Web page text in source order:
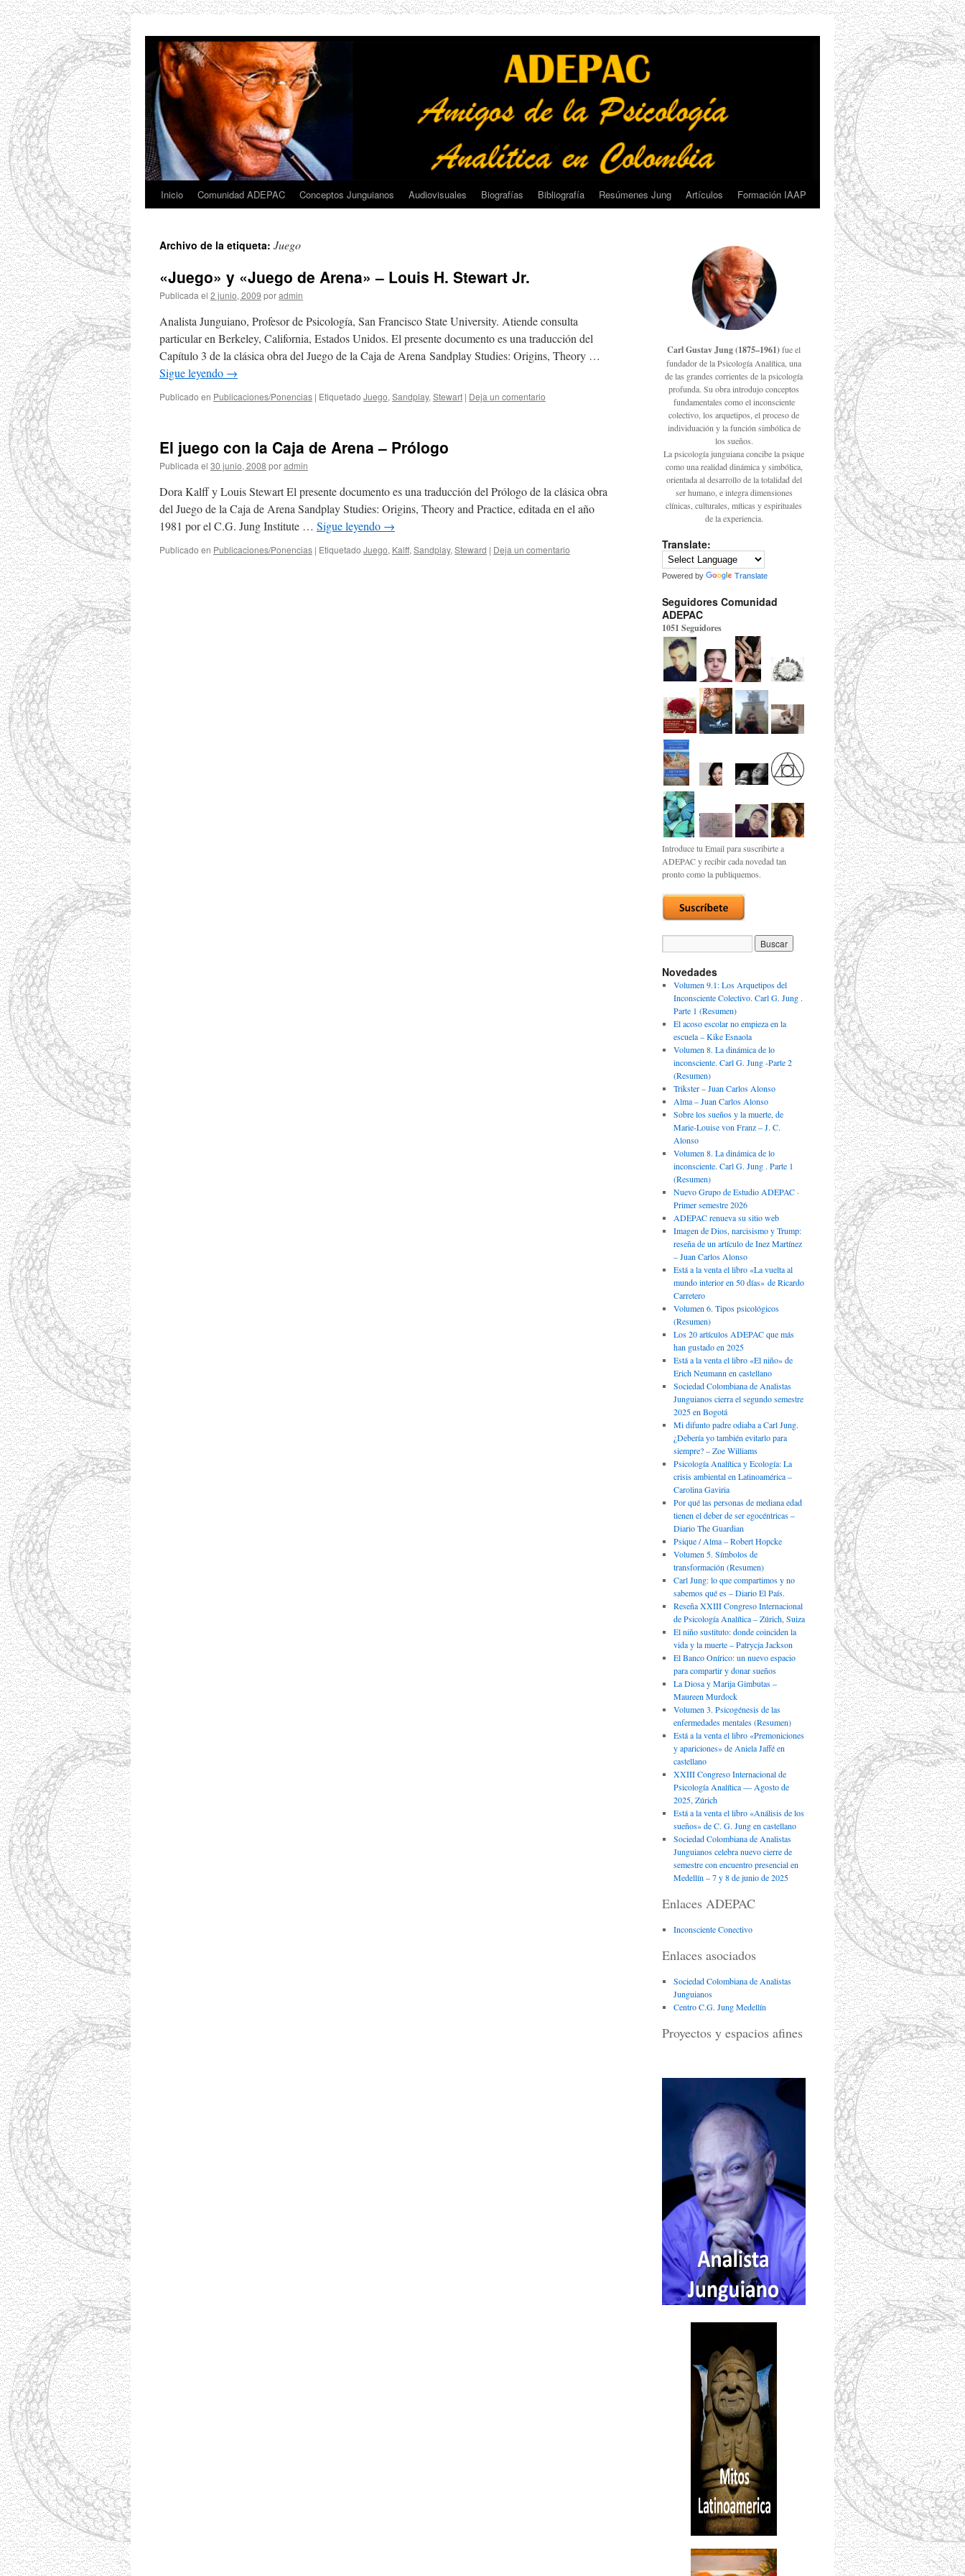
contenido
Inicio Comunidad ADEPAC Conceptos Junguianos Audiovisuales Biografías Bibliografía Resúmenes Jung Artículos Formación IAAP
Archivo de la etiqueta: Juego
«Juego» y «Juego de Arena» – Louis H. Stewart Jr.
Publicada el 2 junio, 2009 poradmin
Analista Junguiano, Profesor de Psicología, San Francisco State University. Atiende consulta
particular en Berkeley, California, Estados Unidos. El presente documento es una traducción del
Capítulo 3 de la clásica obra del Juego de la Caja de Arena Sandplay Studies: Origins, Theory …
Sigue leyendo →
Publicado en Publicaciones/Ponencias | Etiquetado Juego, Sandplay, Stewart | Deja un comentario
El juego con la Caja de Arena – Prólogo
Publicada el 30 junio, 2008 poradmin
Dora Kalff y Louis Stewart El presente documento es una traducción del Prólogo de la clásica obra
del Juego de la Caja de Arena Sandplay Studies: Origins, Theory and Practice, editada en el año
1981 por el C.G. Jung Institute … Sigue leyendo →
Publicado en Publicaciones/Ponencias | Etiquetado Juego, Kalff, Sandplay, Steward | Deja un comentario
Carl Gustav Jung (1875–1961)fue el
fundador de la Psicología Analítica, una
de las grandes corrientes de la psicología
profunda. Su obra introdujo conceptos
fundamentales como el inconsciente
colectivo, los arquetipos, el proceso de
individuación y la función simbólica de
los sueños.
La psicología junguiana concibe la psique
como una realidad dinámica y simbólica,
orientada al desarrollo de la totalidad del
ser humano, e integra dimensiones
clínicas, culturales, míticas y espirituales
de la experiencia.
Translate:
Powered by Translate
Seguidores Comunidad
ADEPAC
1051 Seguidores
Introduce tu Email para suscribirte a
ADEPAC y recibir cada novedad tan
pronto como la publiquemos.
Novedades
Volumen 9.1: Los Arquetipos del
Inconsciente Colectivo. Carl G. Jung .
Parte 1 (Resumen)
El acoso escolar no empieza en la
escuela – Kike Esnaola
Volumen 8. La dinámica de lo
inconsciente. Carl G. Jung -Parte 2
(Resumen)
Trikster – Juan Carlos Alonso
Alma – Juan Carlos Alonso
Sobre los sueños y la muerte, de
Marie-Louise von Franz – J. C.
Alonso
Volumen 8. La dinámica de lo
inconsciente. Carl G. Jung . Parte 1
(Resumen)
Nuevo Grupo de Estudio ADEPAC ·
Primer semestre 2026
ADEPAC renueva su sitio web
Imagen de Dios, narcisismo y Trump:
reseña de un artículo de Inez Martínez
– Juan Carlos Alonso
Está a la venta el libro «La vuelta al
mundo interior en 50 días» de Ricardo
Carretero
Volumen 6. Tipos psicológicos
(Resumen)
Los 20 artículos ADEPAC que más
han gustado en 2025
Está a la venta el libro «El niño» de
Erich Neumann en castellano
Sociedad Colombiana de Analistas
Junguianos cierra el segundo semestre
2025 en Bogotá
Mi difunto padre odiaba a Carl Jung.
¿Debería yo también evitarlo para
siempre? – Zoe Williams
Psicología Analítica y Ecología: La
crisis ambiental en Latinoamérica –
Carolina Gaviria
Por qué las personas de mediana edad
tienen el deber de ser egocéntricas –
Diario The Guardian
Psique / Alma – Robert Hopcke
Volumen 5. Símbolos de
transformación (Resumen)
Carl Jung: lo que compartimos y no
sabemos qué es – Diario El País.
Reseña XXIII Congreso Internacional
de Psicología Analítica – Zúrich, Suiza
El niño sustituto: donde coinciden la
vida y la muerte – Patrycja Jackson
El Banco Onírico: un nuevo espacio
para compartir y donar sueños
La Diosa y Marija Gimbutas –
Maureen Murdock
Volumen 3. Psicogénesis de las
enfermedades mentales (Resumen)
Está a la venta el libro «Premoniciones
y apariciones» de Aniela Jaffé en
castellano
XXIII Congreso Internacional de
Psicología Analítica — Agosto de
2025, Zúrich
Está a la venta el libro «Análisis de los
sueños» de C. G. Jung en castellano
Sociedad Colombiana de Analistas
Junguianos celebra nuevo cierre de
semestre con encuentro presencial en
Medellín – 7 y 8 de junio de 2025
Enlaces ADEPAC
Inconsciente Conectivo
Enlaces asociados
Sociedad Colombiana de Analistas
Junguianos
Centro C.G. Jung Medellín
Proyectos y espacios afines